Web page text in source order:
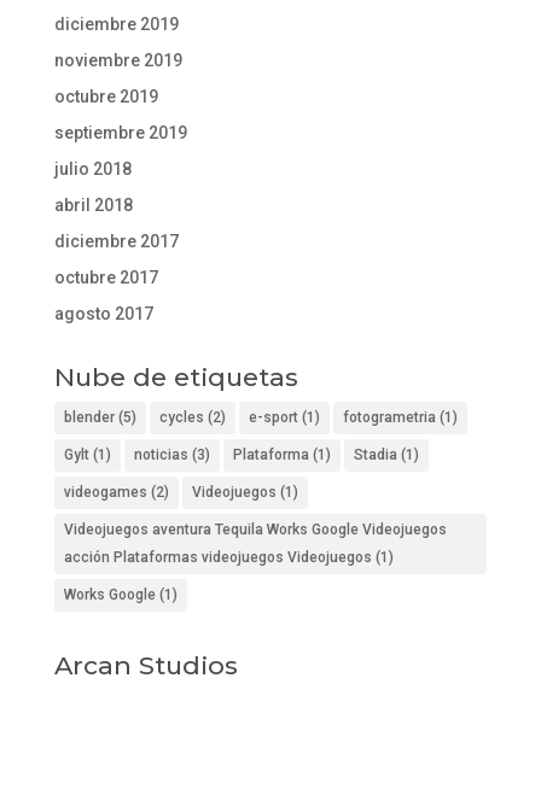
diciembre 2019
noviembre 2019
octubre 2019
septiembre 2019
julio 2018
abril 2018
diciembre 2017
octubre 2017
agosto 2017
Nube de etiquetas
blender(5) cycles (2) e-sport(1) fotogrametria(1)
Gylt(1) noticias (3) Plataforma(1) Stadia(1)
videogames (2) Videojuegos (1)
Videojuegos aventura Tequila Works Google Videojuegos
acción Plataformas videojuegos Videojuegos (1)
Works Google(1)
Arcan Studios